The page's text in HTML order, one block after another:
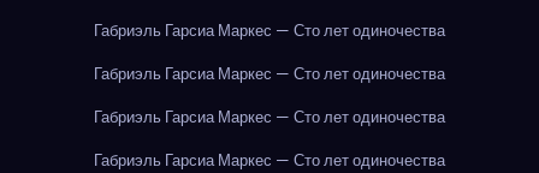
Габриэль Гарсиа Маркес — Сто лет одиночества
Габриэль Гарсиа Маркес — Сто лет одиночества
Габриэль Гарсиа Маркес — Сто лет одиночества
Габриэль Гарсиа Маркес — Сто лет одиночества